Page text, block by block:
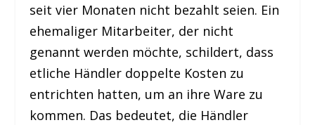
seit vier Monaten nicht bezahlt seien. Ein
ehemaliger Mitarbeiter, der nicht
genannt werden möchte, schildert, dass
etliche Händler doppelte Kosten zu
entrichten hatten, um an ihre Ware zu
kommen. Das bedeutet, die Händler